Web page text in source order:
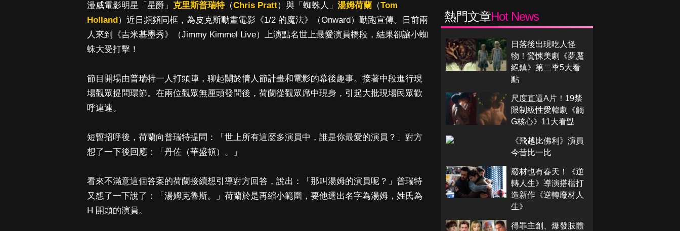
漫威電影明星「星爵」 克里斯普瑞特（Chris Pratt）與「蜘蛛人」 湯姆荷蘭 （Tom
Holland）近日頻頻同框，為皮克斯動畫電影《1/2 的魔法》（Onward）勤跑宣傳。日前兩
人來到《吉米基墨秀》（Jimmy Kimmel Live）上演點名世上最愛演員橋段，結果卻讓小蜘
蛛大受打擊！
節目開場由普瑞特一人打頭陣，聊起關於情人節計畫和電影的幕後趣事。接著中段進行現
場觀眾提問環節。在兩位觀眾無厘頭發問後，荷蘭從觀眾席中現身，引起大批現場民眾歡
呼連連。
短暫招呼後，荷蘭向普瑞特提問：「世上所有這麼多演員中，誰是你最愛的演員？」對方
想了一下後回應：「丹佐（華盛頓）。」
看來不滿意這個答案的荷蘭接續想引導對方回答，說出：「那叫湯姆的演員呢？」普瑞特
又想了一下說了：「湯姆克魯斯。」荷蘭於是再縮小範圍，要他選出名字為湯姆，姓氏為
H 開頭的演員。
熱門文章Hot News
日落後出現吃人怪
物！驚悚美劇《夢魘
絕鎮》第二季5大看
點
尺度直逼A片！19禁
限制級性愛韓劇《觸
G核心》11大看點
《飛越比佛利》演員
今昔比一比
廢材也有春天！《逆
轉人生》導演搭檔打
造新作《逆轉廢材人
生》
得罪主創、爆發肢體